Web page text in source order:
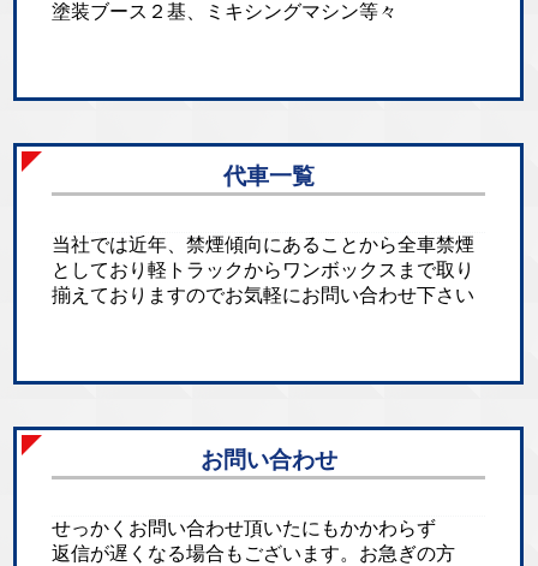
塗装ブース２基、ミキシングマシン等々
代車一覧
当社では近年、禁煙傾向にあることから全車禁煙
としており軽トラックからワンボックスまで取り
揃えておりますのでお気軽にお問い合わせ下さい
お問い合わせ
せっかくお問い合わせ頂いたにもかかわらず
返信が遅くなる場合もございます。お急ぎの方